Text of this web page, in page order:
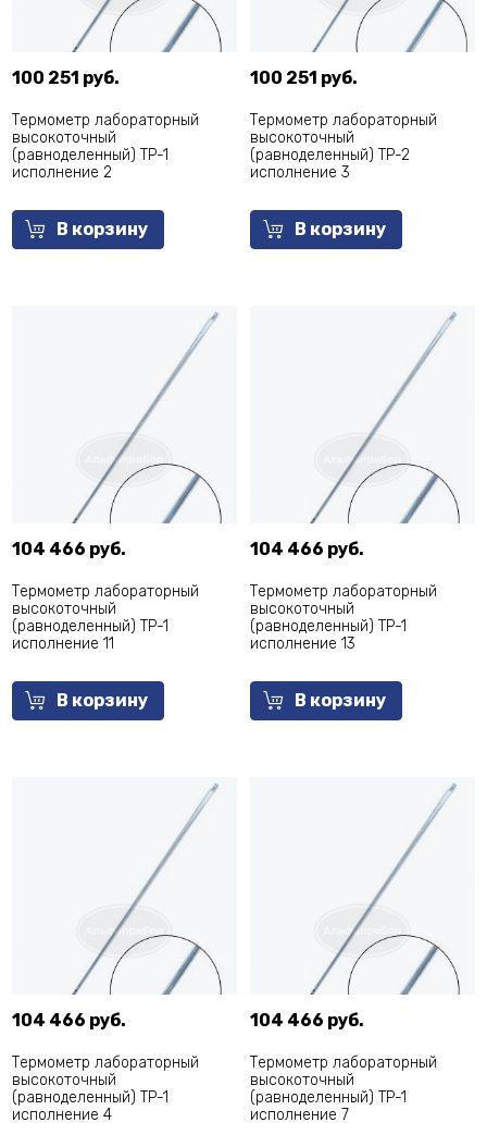
100 251 руб.
Термометр лабораторный
высокоточный
(равноделенный) ТР-1
исполнение 2
В корзину
100 251 руб.
Термометр лабораторный
высокоточный
(равноделенный) ТР-2
исполнение 3
В корзину
104 466 руб.
Термометр лабораторный
высокоточный
(равноделенный) ТР-1
исполнение 11
В корзину
104 466 руб.
Термометр лабораторный
высокоточный
(равноделенный) ТР-1
исполнение 13
В корзину
104 466 руб.
Термометр лабораторный
высокоточный
(равноделенный) ТР-1
исполнение 4
104 466 руб.
Термометр лабораторный
высокоточный
(равноделенный) ТР-1
исполнение 7